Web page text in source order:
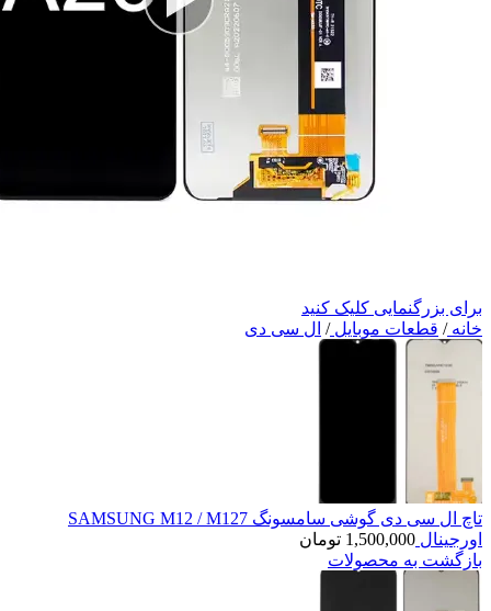
برای بزرگنمایی کلیک کنید
خانه/ قطعات موبایل/ ال سی دی
تاچ ال سی دی گوشی سامسونگ SAMSUNG M12 / M127
اورجینال 1,500,000 تومان
بازگشت به محصولات